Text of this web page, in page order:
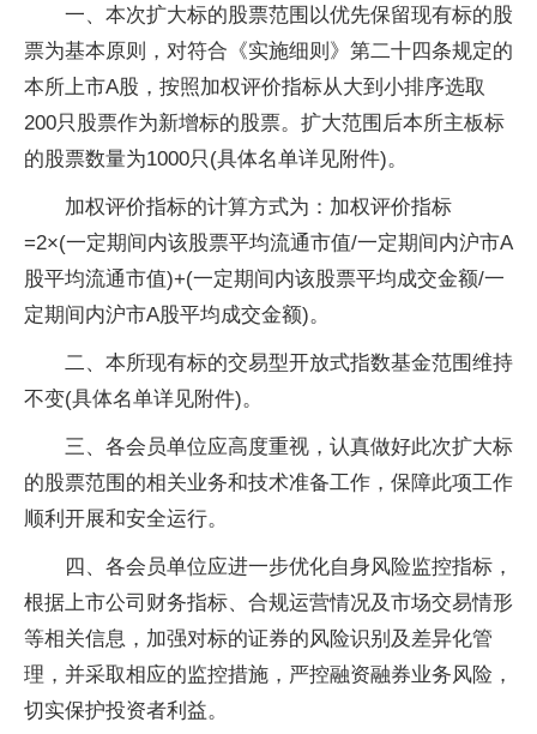
一、本次扩大标的股票范围以优先保留现有标的股
票为基本原则，对符合《实施细则》第二十四条规定的
本所上市A股，按照加权评价指标从大到小排序选取
200只股票作为新增标的股票。扩大范围后本所主板标
的股票数量为1000只(具体名单详见附件)。
加权评价指标的计算方式为：加权评价指标
=2×(一定期间内该股票平均流通市值/一定期间内沪市A
股平均流通市值)+(一定期间内该股票平均成交金额/一
定期间内沪市A股平均成交金额)。
二、本所现有标的交易型开放式指数基金范围维持
不变(具体名单详见附件)。
三、各会员单位应高度重视，认真做好此次扩大标
的股票范围的相关业务和技术准备工作，保障此项工作
顺利开展和安全运行。
四、各会员单位应进一步优化自身风险监控指标，
根据上市公司财务指标、合规运营情况及市场交易情形
等相关信息，加强对标的证券的风险识别及差异化管
理，并采取相应的监控措施，严控融资融券业务风险，
切实保护投资者利益。